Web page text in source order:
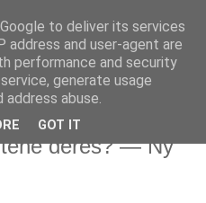
rakk å
deres? — Ny
to deliver its services
address and user-agent are
performance and security
generate usage
abuse.
GOT IT